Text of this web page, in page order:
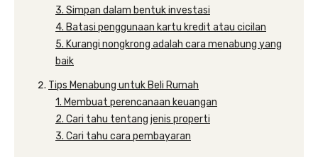
3. Simpan dalam bentuk investasi
4. Batasi penggunaan kartu kredit atau cicilan
5. Kurangi nongkrong adalah cara menabung yang
baik
Tips Menabung untuk Beli Rumah
1. Membuat perencanaan keuangan
2. Cari tahu tentang jenis properti
3. Cari tahu cara pembayaran